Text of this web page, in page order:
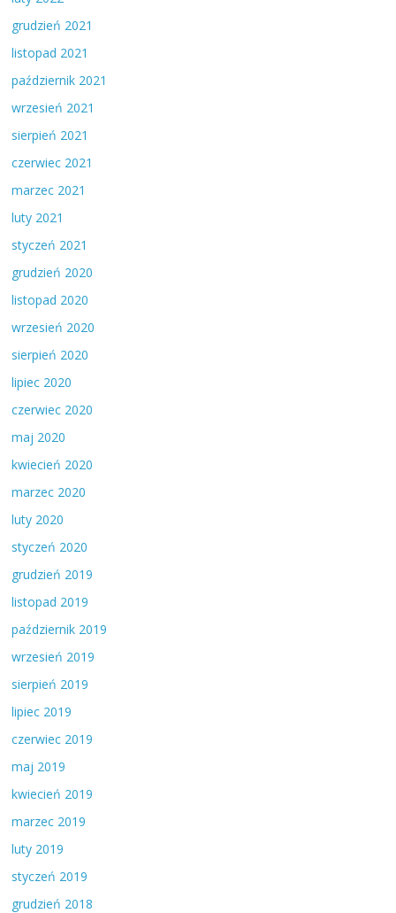
grudzień 2021
listopad 2021
październik 2021
wrzesień 2021
sierpień 2021
czerwiec 2021
marzec 2021
luty 2021
styczeń 2021
grudzień 2020
listopad 2020
wrzesień 2020
sierpień 2020
lipiec 2020
czerwiec 2020
maj 2020
kwiecień 2020
marzec 2020
luty 2020
styczeń 2020
grudzień 2019
listopad 2019
październik 2019
wrzesień 2019
sierpień 2019
lipiec 2019
czerwiec 2019
maj 2019
kwiecień 2019
marzec 2019
luty 2019
styczeń 2019
grudzień 2018